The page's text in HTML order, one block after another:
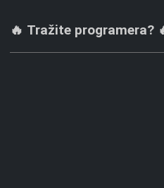
🔥 Tražite programera?